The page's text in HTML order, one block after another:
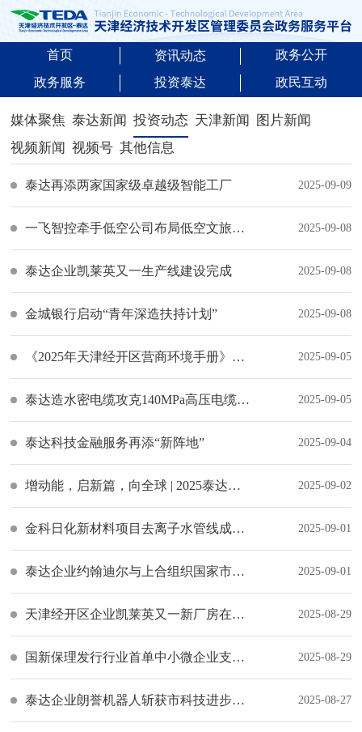
首页 资讯动态
政务公开
政务服务
投资泰达 政民互动
媒体聚焦 泰达新闻 投资动态 天津新闻
图片新闻
视频新闻
视频号 其他信息
泰达再添两家国家级卓越级智能工厂 2025-09-09
一飞智控牵手低空公司布局低空文旅新场景 2025-09-08
泰达企业凯莱英又一生产线建设完成 2025-09-08
金城银行启动“青年深造扶持计划” 2025-09-08
《2025年天津经开区营商环境手册》发布 2025-09-05
泰达造水密电缆攻克140MPa高压电缆技术瓶颈 2025-09-05
泰达科技金融服务再添“新阵地” 2025-09-04
增动能，启新篇，向全球 | 2025泰达汽车论坛宣传片发布 2025-09-02
金科日化新材料项目去离子水管线成功接引 2025-09-01
泰达企业约翰迪尔与上合组织国家市场频频“牵手” 2025-09-01
天津经开区企业凯莱英又一新厂房在泰达投用 2025-08-29
国新保理发行行业首单中小微企业支持债券 2025-08-29
泰达企业朗誉机器人斩获市科技进步一等奖 2025-08-27